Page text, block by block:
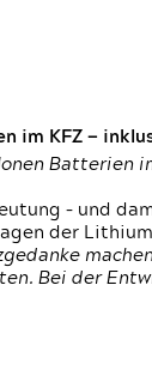
KFZ —
Batterien
– und
der
Bei der